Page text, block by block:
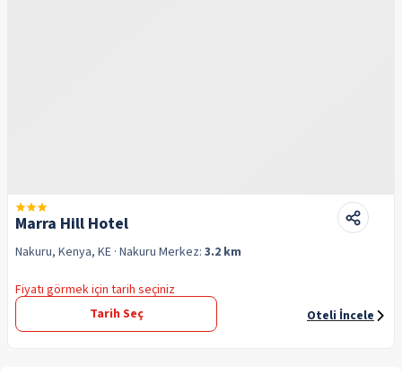
Marra Hill Hotel
Nakuru, Kenya, KE · Nakuru Merkez: 3.2 km
Fiyatı görmek için tarih seçiniz
Tarih Seç
Oteli İncele